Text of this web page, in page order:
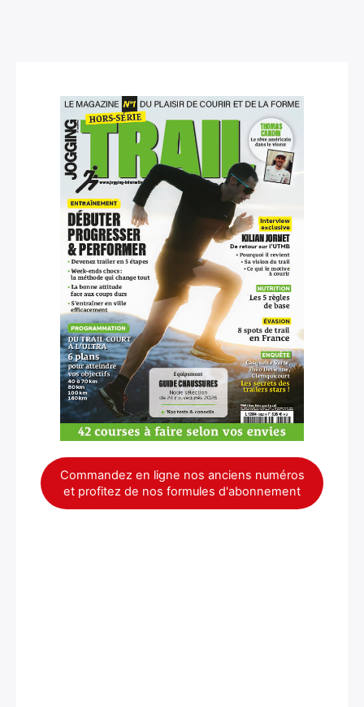
Commandez en ligne nos anciens numéros
et profitez de nos formules d'abonnement